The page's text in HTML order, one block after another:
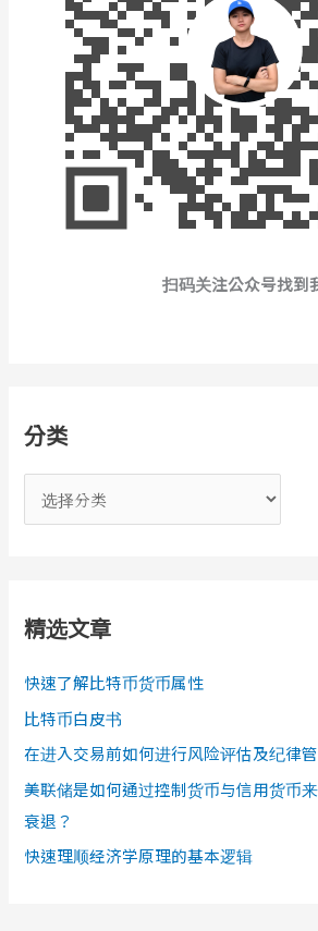
扫码关注公众号找到
分类
类
精选文章
快速了解比特币货币属性
比特币白皮书
在进入交易前如何进行风险评估及纪律
美联储是如何通过控制货币与信用货币
衰退？
快速理顺经济学原理的基本逻辑